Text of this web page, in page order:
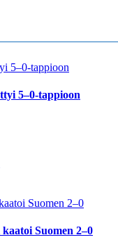
5–0-tappioon
Suomen 2–0